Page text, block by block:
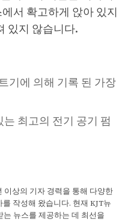
서 확고하게 앉아 있지
있지 않습니다.
기에 의해 기록 된 가장
최고의 전기 공기 펌
이상의 기자 경력을 통해 다양한
작성해 왔습니다. 현재 KJT뉴
뉴스를 제공하는 데 최선을